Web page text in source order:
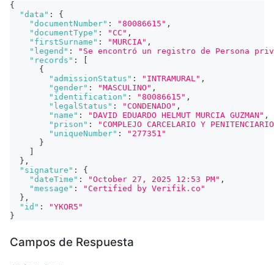
{
"data" :
{
"documentNumber" : "80086615" ,
"documentType" : "CC" ,
"firstSurname" : "MURCIA" ,
"legend" :
"Se encontró un registro de Persona
"records" :
{
"admissionStatus" : "INTRAMURAL" ,
"gender" : "MASCULINO" ,
"identification" : "80086615" ,
"legalStatus" : "CONDENADO" ,
"name" : "DAVID EDUARDO HELMUT MURCIA GUZMAN" ,
"prison" :
"COMPLEJO CARCELARIO Y
"uniqueNumber" :
"277351"
}
} ,
"signature" :
{
"dateTime" : "October 27, 2025 12:53 PM" ,
"message" :
"Certified by Verifik.co"
} ,
"id" :
"YKOR5"
}
Campos de Respuesta